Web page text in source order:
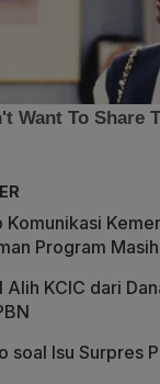
Komunikasi
Program
Alih KCIC dari
soal Isu Surpres